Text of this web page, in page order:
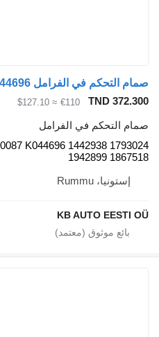
TND
€110
≈ $127.10
التحكم في الفرامل
K000087 K044696 1442938
1942899
إستونيا، Rummu
KB AUTO EESTI